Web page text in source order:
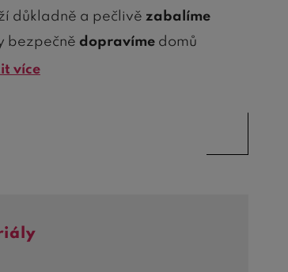
důkladně a pečlivě zabalíme
bezpečně dopravímedomů
více